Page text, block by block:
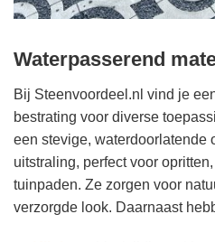
Waterpasserend
Bij Steenvoordeel.nl vind je
bestrating voor diverse
een stevige, waterdoorlatende
uitstraling, perfect voor
tuinpaden. Ze zorgen voor
verzorgde look. Daarnaast